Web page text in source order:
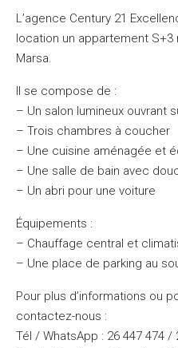
L’agence Century 21
location un appartement S+3
Marsa.
Il se compose de :
– Un salon lumineux ouvrant
– Trois chambres à coucher
– Une cuisine aménagée et
– Une salle de bain avec
– Un abri pour une voiture
Équipements :
– Chauffage central et
– Une place de parking au
Pour plus d’informations ou
contactez-nous :
Tél / WhatsApp : 26 447 474 /